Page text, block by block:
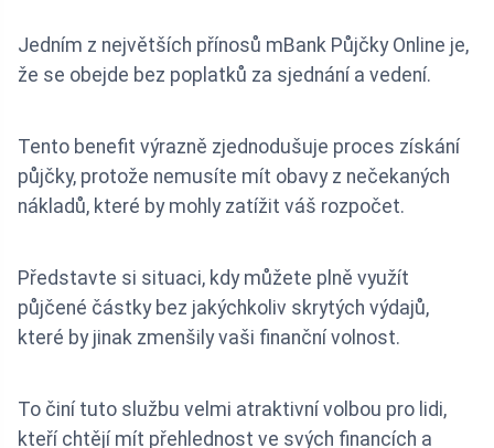
Jedním z největších přínosů mBank Půjčky Online je,
že se obejde bez poplatků za sjednání a vedení.
Tento benefit výrazně zjednodušuje proces získání
půjčky, protože nemusíte mít obavy z nečekaných
nákladů, které by mohly zatížit váš rozpočet.
Představte si situaci, kdy můžete plně využít
půjčené částky bez jakýchkoliv skrytých výdajů,
které by jinak zmenšily vaši finanční volnost.
To činí tuto službu velmi atraktivní volbou pro lidi,
kteří chtějí mít přehlednost ve svých financích a